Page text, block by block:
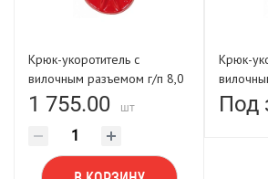
Крюк-укоротитель с
вилочным разъемом г/п 8,0
(16-Т8 кл) FORCE LIFTING
1 755.00 шт
Крюк-
(20-Т8
Под